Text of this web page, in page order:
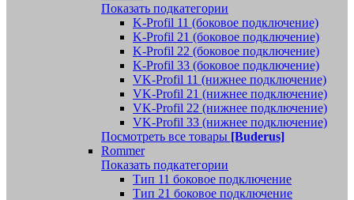
Показать подкатегории
K-Profil 11 (боковое подключение)
K-Profil 21 (боковое подключение)
K-Profil 22 (боковое подключение)
K-Profil 33 (боковое подключение)
VK-Profil 11 (нижнее подключение)
VK-Profil 21 (нижнее подключение)
VK-Profil 22 (нижнее подключение)
VK-Profil 33 (нижнее подключение)
Посмотреть все товары [Buderus]
Rommer
Показать подкатегории
Тип 11 боковое подключение
Тип 21 боковое подключение